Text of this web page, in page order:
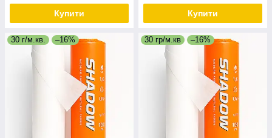
Купити Купити
30 г/м.кв. –16% 30 гр/м.кв –16%